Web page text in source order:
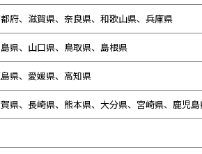
府、滋賀県、奈良県、和歌山県、兵庫県
県、山口県、鳥取県、島根県
県、愛媛県、高知県
県、長崎県、熊本県、大分県、宮崎県、鹿児